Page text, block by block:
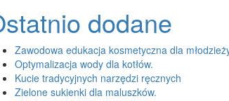
dodane
Zawodowa edukacja kosmetyczna dla
Optymalizacja wody dla kotłów.
Kucie tradycyjnych narzędzi ręcznych
Zielone sukienki dla maluszków.